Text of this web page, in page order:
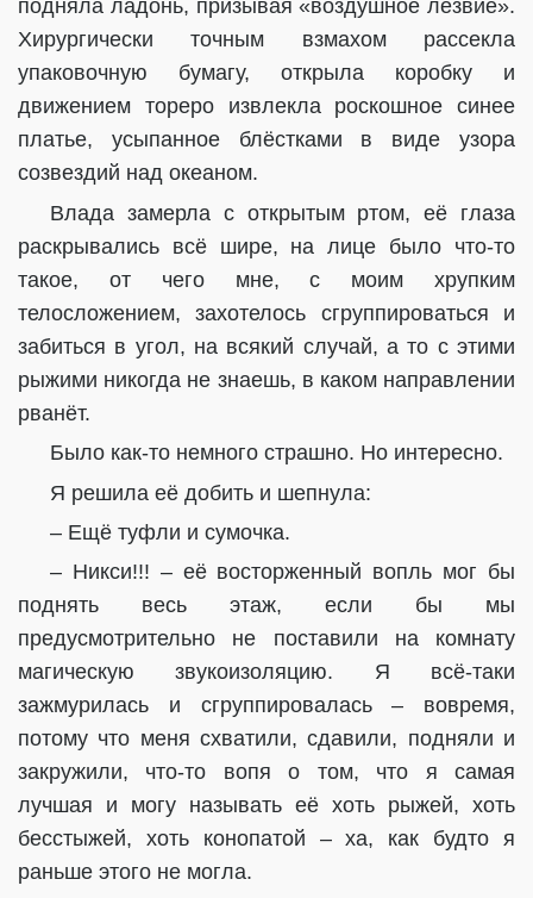
подняла ладонь, призывая «воздушное лезвие».
Хирургически точным взмахом рассекла
упаковочную бумагу, открыла коробку и
движением тореро извлекла роскошное синее
платье, усыпанное блёстками в виде узора
созвездий над океаном.
Влада замерла с открытым ртом, её глаза
раскрывались всё шире, на лице было что-то
такое, от чего мне, с моим хрупким
телосложением, захотелось сгруппироваться и
забиться в угол, на всякий случай, а то с этими
рыжими никогда не знаешь, в каком направлении
рванёт.
Было как-то немного страшно. Но интересно.
Я решила её добить и шепнула:
– Ещё туфли и сумочка.
– Никси!!! – её восторженный вопль мог бы
поднять весь этаж, если бы мы
предусмотрительно не поставили на комнату
магическую звукоизоляцию. Я всё-таки
зажмурилась и сгруппировалась – вовремя,
потому что меня схватили, сдавили, подняли и
закружили, что-то вопя о том, что я самая
лучшая и могу называть её хоть рыжей, хоть
бесстыжей, хоть конопатой – ха, как будто я
раньше этого не могла.